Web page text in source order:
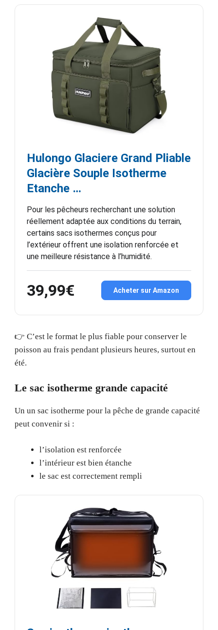
Hulongo Glaciere Grand Pliable
Glacière Souple Isotherme
Etanche …
Pour les pêcheurs recherchant une solution
réellement adaptée aux conditions du terrain,
certains sacs isothermes conçus pour
l’extérieur offrent une isolation renforcée et
une meilleure résistance à l’humidité.
39,99€ Acheter sur Amazon
👉 C’est le format le plus fiable pour conserver le
poisson au frais pendant plusieurs heures, surtout en
été.
Le sac isotherme grande capacité
Un un sac isotherme pour la pêche de grande capacité
peut convenir si :
l’isolation est renforcée
l’intérieur est bien étanche
le sac est correctement rempli